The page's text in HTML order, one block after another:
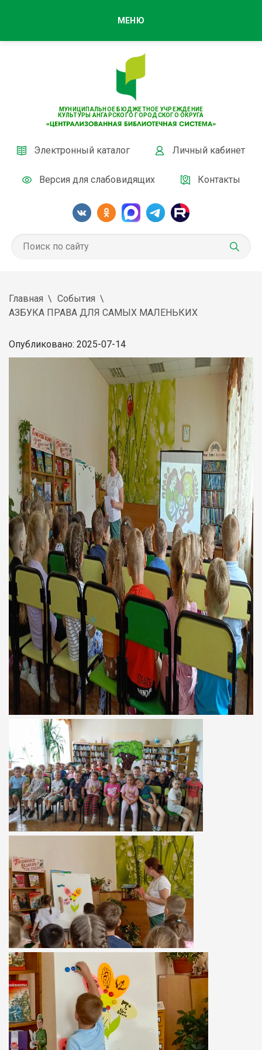
МУНИЦИПАЛЬНОЕ БЮДЖЕТНОЕ УЧРЕЖДЕНИЕ
КУЛЬТУРЫ АНГАРСКОГО ГОРОДСКОГО ОКРУГА
Электронный каталог Личный кабинет
Версия для слабовидящих Контакты
МЕНЮ
Главная
События
АЗБУКА ПРАВА ДЛЯ САМЫХ МАЛЕНЬКИХ
Опубликовано: 2025-07-14